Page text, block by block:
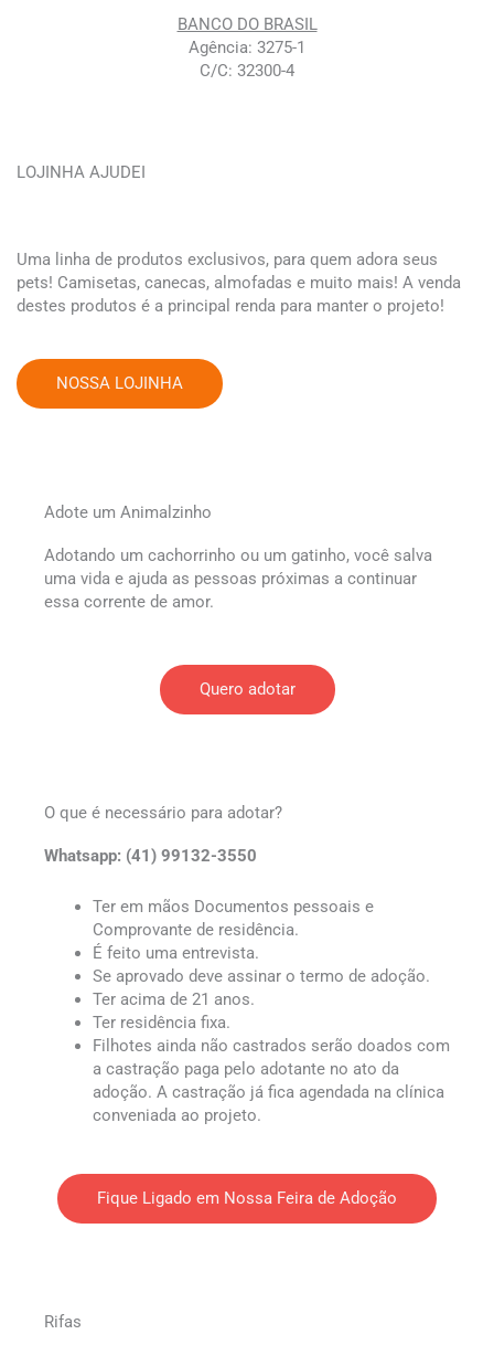
BANCO DO BRASIL
Agência: 3275-1
C/C: 32300-4
LOJINHA AJUDEI
Uma linha de produtos exclusivos, para quem adora seus
pets! Camisetas, canecas, almofadas e muito mais! A venda
destes produtos é a principal renda para manter o projeto!
NOSSA LOJINHA
Adote um Animalzinho
Adotando um cachorrinho ou um gatinho, você salva
uma vida e ajuda as pessoas próximas a continuar
essa corrente de amor.
Quero adotar
O que é necessário para adotar?
Whatsapp: (41) 99132-3550
Ter em mãos Documentos pessoais e
Comprovante de residência.
É feito uma entrevista.
Se aprovado deve assinar o termo de adoção.
Ter acima de 21 anos.
Ter residência fixa.
Filhotes ainda não castrados serão doados com
a castração paga pelo adotante no ato da
adoção. A castração já fica agendada na clínica
conveniada ao projeto.
Fique Ligado em Nossa Feira de Adoção
Rifas